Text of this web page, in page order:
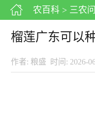
农百科 > 三农
榴莲广东可以
作者: 粮盛 时间: 2026-